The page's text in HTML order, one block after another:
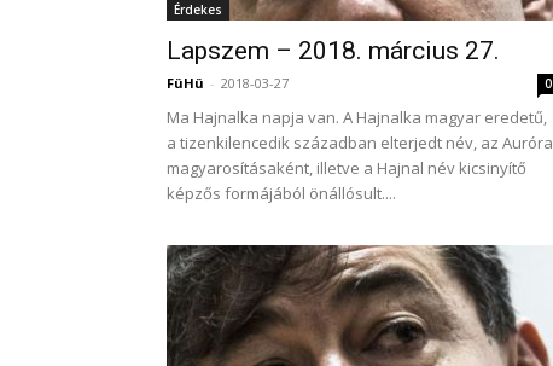
Érdekes
Lapszem – 2018. március 27.
FüHü - 2018-03-27 0
Ma Hajnalka napja van. A Hajnalka magyar eredetű,
a tizenkilencedik században elterjedt név, az Auróra
magyarosításaként, illetve a Hajnal név kicsinyítő
képzős formájából önállósult....